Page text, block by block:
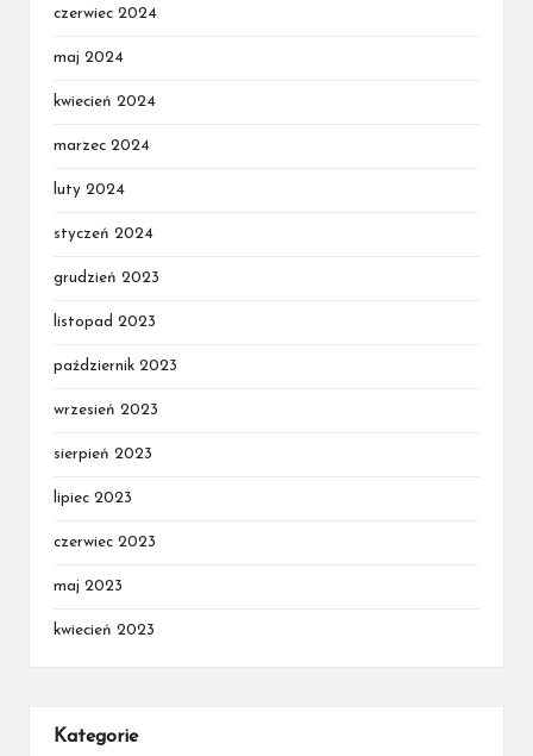
czerwiec 2024
maj 2024
kwiecień 2024
marzec 2024
luty 2024
styczeń 2024
grudzień 2023
listopad 2023
październik 2023
wrzesień 2023
sierpień 2023
lipiec 2023
czerwiec 2023
maj 2023
kwiecień 2023
Kategorie